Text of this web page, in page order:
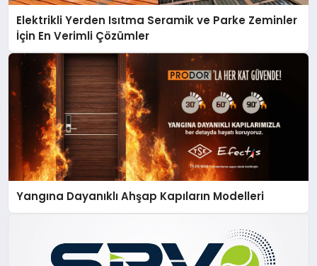
Elektrikli Yerden Isıtma Seramik ve Parke Zeminler
İçin En Verimli Çözümler
Yangına Dayanıklı Ahşap Kapıların Modelleri